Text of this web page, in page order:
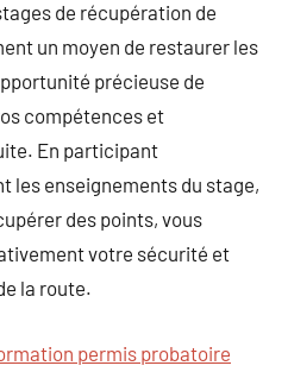
de récupération de
un moyen de restaurer les
précieuse de
compétences et
En participant
les enseignements du stage,
des points, vous
votre sécurité et
la route.
permis probatoire